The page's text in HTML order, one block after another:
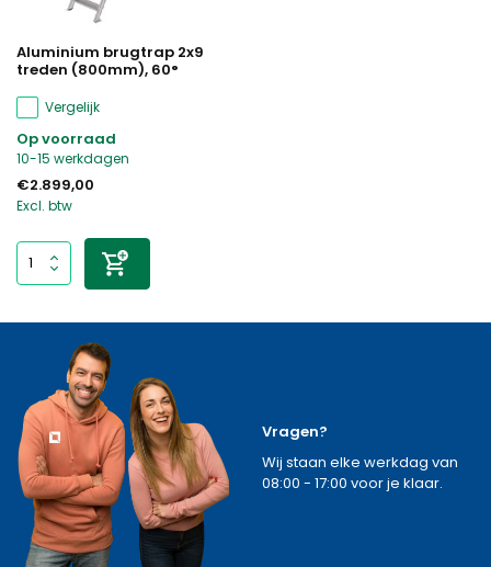
Aluminium brugtrap 2x9
treden (800mm), 60°
Vergelijk
Op voorraad
10-15 werkdagen
€2.899,00
Excl. btw
Vragen?
Wij staan elke werkdag van
08:00 - 17:00 voor je klaar.